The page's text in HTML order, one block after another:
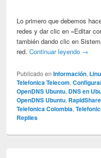
Lo primero que debemos
redes y dar clic en «Editar
también dando clic en
red.Continuar leyendo →
Publicado en Información,
Telefonica Telecom,
OpenDNS Ubuntu, DNS en
OpenDNS Ubuntu, RapidShare
Telefonica Colombia,
Replies